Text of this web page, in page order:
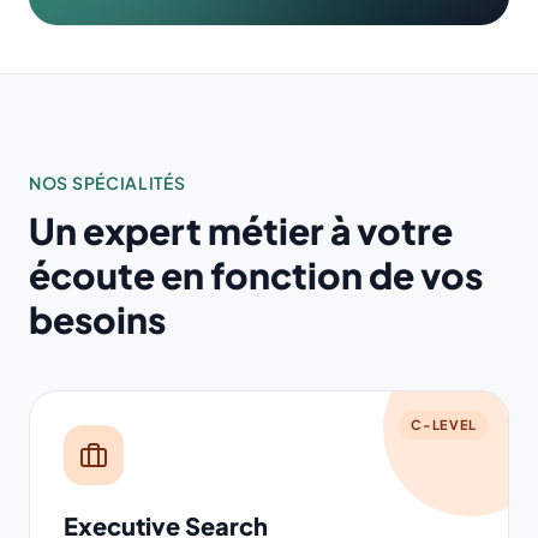
NOS SPÉCIALITÉS
Un expert métier à votre
écoute en fonction de vos
besoins
C-LEVEL
Executive Search